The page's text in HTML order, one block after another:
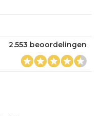
2.553 beoordelingen